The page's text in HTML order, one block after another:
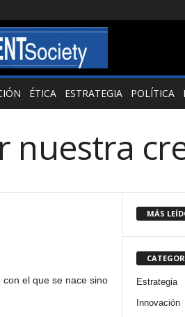
ÉTICA ESTRATEGIA POLÍTICA
nuestra
el que se nace sino
MÁS
Estrategia
Innovación